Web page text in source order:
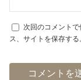
次回のコメント
ス、サイトを保存する